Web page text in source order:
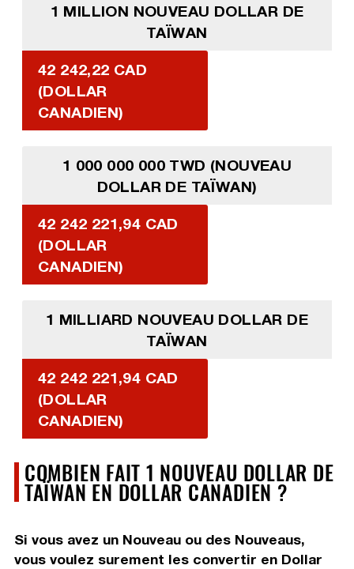
1 MILLION NOUVEAU DOLLAR DE
TAÏWAN
42 242,22 CAD
(DOLLAR
CANADIEN)
1 000 000 000 TWD (NOUVEAU
DOLLAR DE TAÏWAN)
42 242 221,94 CAD
(DOLLAR
CANADIEN)
1 MILLIARD NOUVEAU DOLLAR DE
TAÏWAN
42 242 221,94 CAD
(DOLLAR
CANADIEN)
COMBIEN FAIT 1 NOUVEAU DOLLAR DE
TAÏWAN EN DOLLAR CANADIEN ?
Si vous avez un Nouveau ou des Nouveaus,
vous voulez surement les convertir en Dollar